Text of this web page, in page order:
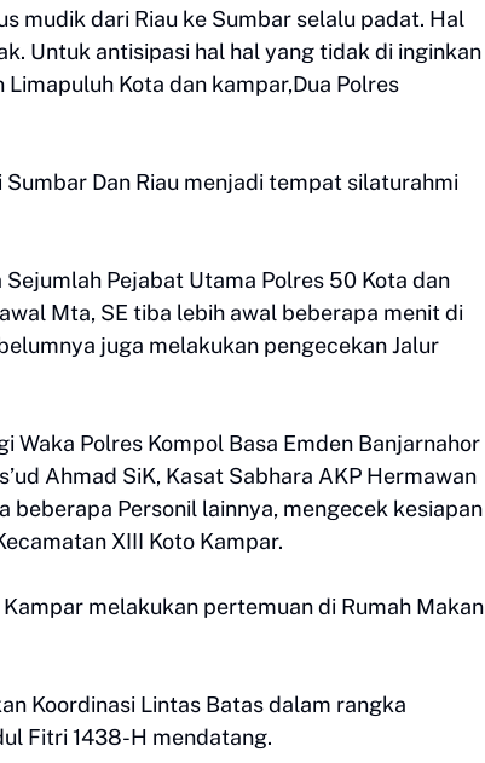
mudik dari Riau ke Sumbar selalu padat. Hal
Untuk antisipasi hal hal yang tidak di inginkan
Kota dan kampar,Dua Polres
Dan Riau menjadi tempat silaturahmi
Pejabat Utama Polres 50 Kota dan
Mta, SE tiba lebih awal beberapa menit di
juga melakukan pengecekan Jalur
Waka Polres Kompol Basa Emden Banjarnahor
Ahmad SiK, Kasat Sabhara AKP Hermawan
Personil lainnya, mengecek kesiapan
XIII Koto Kampar.
melakukan pertemuan di Rumah Makan
Koordinasi Lintas Batas dalam rangka
Fitri 1438-H mendatang.